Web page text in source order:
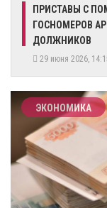
ПРИСТАВЫ С
ГОСНОМЕРОВ
ДОЛЖНИКОВ
29 июня 2026,
ЭКОНОМИКА